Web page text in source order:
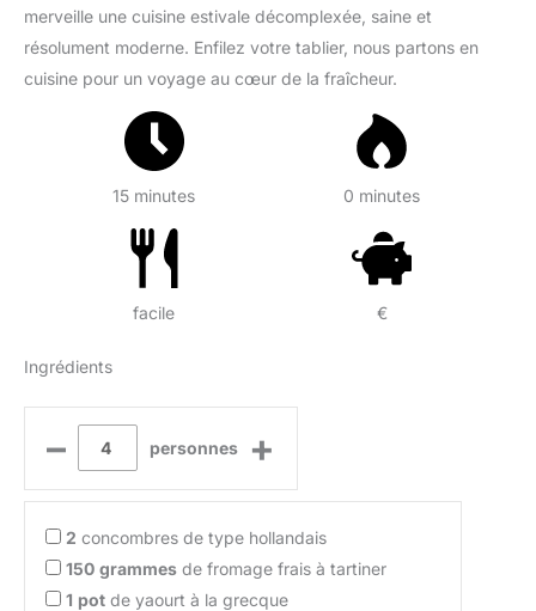
merveille une cuisine estivale décomplexée, saine et
résolument moderne. Enfilez votre tablier, nous partons en
cuisine pour un voyage au cœur de la fraîcheur.
15 minutes 0 minutes
facile €
Ingrédients
– personnes +
2 concombres de type hollandais
150 grammes de fromage frais à tartiner
1 pot de yaourt à la grecque